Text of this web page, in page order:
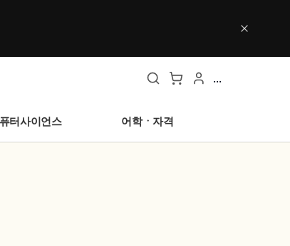
...
터사이언스 어학ㆍ자격